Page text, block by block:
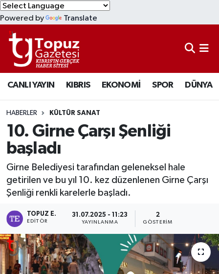
Powered by Translate
CANLI YAYIN KIBRIS EKONOMİ SPOR DÜNYA
HABERLER KÜLTÜR SANAT
10. Girne Çarşı Şenliği
başladı
Girne Belediyesi tarafından geleneksel hale
getirilen ve bu yıl 10. kez düzenlenen Girne Çarşı
Şenliği renkli karelerle başladı.
TOPUZ E.
EDITÖR
31.07.2025 - 11:23
YAYINLANMA
2
GÖSTERIM
KIBRIS
DÜNYA
EKONOMİ
MAGAZİN
SAĞLIK
SPOR
TEKNOLOJİ
TÜRKİYE
Lefkoşa Nöbetçi Eczaneler
Lefkoşa Hava Durumu
Lefkoşa Trafik Yoğunluk Haritası
Süper Lig Puan Durumu ve Fikstür
Tüm Manşetler
Son Dakika Haberleri
Haber Arşivi